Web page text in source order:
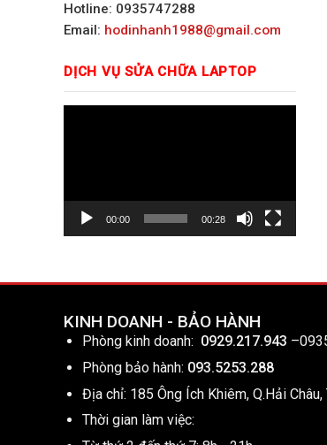
Hotline: 0935747288
Email: hodinhanh1988@gmail.com
DỊCH VỤ SỬA CHỮA LAPTOP
00:00 00:28
KINH DOANH - BẢO HÀNH
Phòng kinh doanh: 0929.217.943 –
Phòng bảo hành: 093.5253.288
Địa chỉ: 185 Ông Ích Khiêm, Q.Hải
Thời gian làm việc: